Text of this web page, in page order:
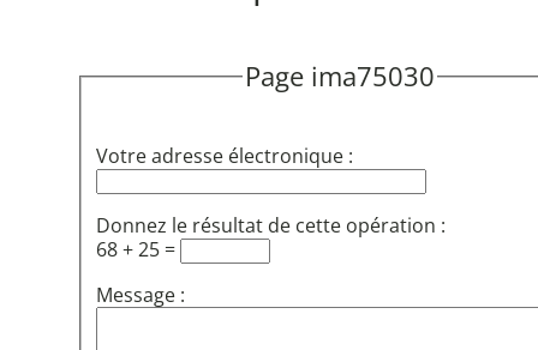
Page ima75030
Votre adresse électronique :
Donnez le résultat de cette opération :
68 + 25 =
Message :